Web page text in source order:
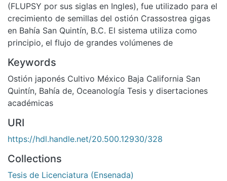
(FLUPSY por sus siglas en Ingles), fue utilizado para el
crecimiento de semillas del ostión Crassostrea gigas
en Bahía San Quintín, B.C. El sistema utiliza como
principio, el flujo de grandes volúmenes de
Keywords
Ostión japonés Cultivo México Baja California San
Quintín, Bahía de, Oceanología Tesis y disertaciones
académicas
URI
https://hdl.handle.net/20.500.12930/328
Collections
Tesis de Licenciatura (Ensenada)